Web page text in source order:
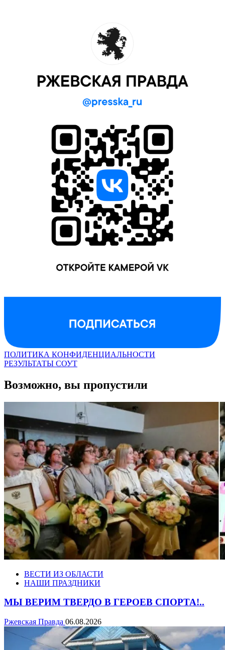
ПОЛИТИКА КОНФИДЕНЦИАЛЬНОСТИ
РЕЗУЛЬТАТЫ СОУТ
Возможно, вы пропустили
ВЕСТИ ИЗ ОБЛАСТИ
НАШИ ПРАЗДНИКИ
МЫ ВЕРИМ ТВЕРДО В ГЕРОЕВ СПОРТА!..
Ржевская Правда 06.08.2026